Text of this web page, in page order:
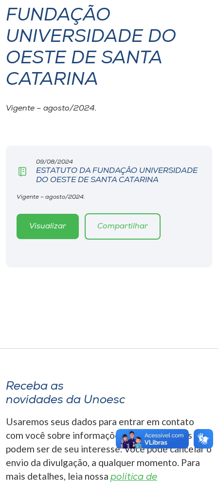
I.nova
Diplomados
Cultura
CPA
Editora
Rádio
Museu
FUNDAÇÃO
UNIVERSIDADE DO
OESTE DE SANTA
CATARINA
Vigente – agosto/2024.
09/08/2024
ESTATUTO DA FUNDAÇÃO UNIVERSIDADE
DO OESTE DE SANTA CATARINA
Vigente – agosto/2024.
Visualizar Compartilhar
Receba as
novidades da Unoesc
Usaremos seus dados para entrar em contato
com você sobre informações correlacionadas que
podem ser de seu interesse. Você pode cancelar o
envio da divulgação, a qualquer momento. Para
mais detalhes, leia nossa política de